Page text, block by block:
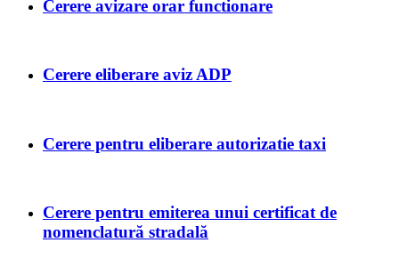
Cerere avizare orar functionare
Cerere eliberare aviz ADP
Cerere pentru eliberare autorizatie taxi
Cerere pentru emiterea unui certificat de
nomenclatură stradală